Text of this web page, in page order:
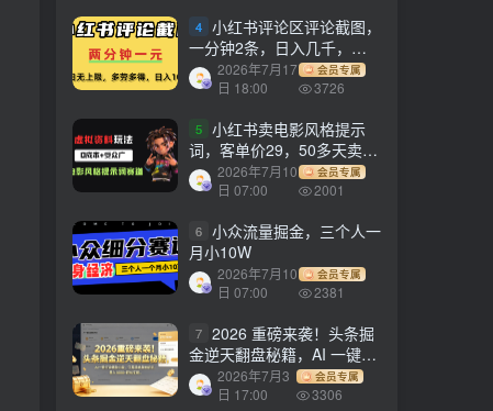
4 小红书评论区评论截图，
一分钟2条，日入几千，多
劳多得!2026年7月17
日 18:00
会员专属
3726
5 小红书卖电影风格提示
词，客单价29，50多天卖了
790单，小白直接抄作业！
2026年7月10
日 07:00
会员专属
2001
6 小众流量掘金，三个人一
月小10W
2026年7月10
日 07:00
会员专属
2381
7 2026 重磅来袭！头条掘
金逆天翻盘秘籍，AI 一键打
造爆款内容，只需简单复制
粘贴，日入 1000 + 轻松实
2026年7月3
日 17:00
会员专属
3306